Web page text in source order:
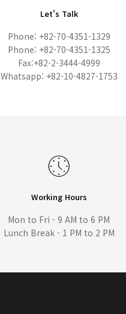
Let's Talk
Phone: +82-70-4351-1329
Phone: +82-70-4351-1325
Fax:+82-2-3444-4999
Whatsapp: +82-10-4827-1753
Working Hours
Mon to Fri - 9 AM to 6 PM
Lunch Break - 1 PM to 2 PM